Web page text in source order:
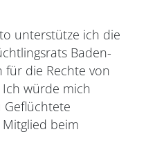
unterstütze ich die
Baden-
für die Rechte von
würde mich
beim